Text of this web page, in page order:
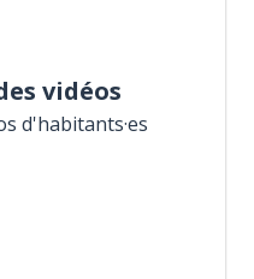
vidéos
d'habitants·es